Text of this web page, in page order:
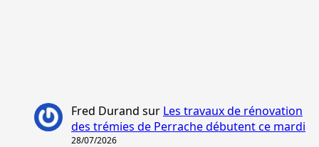
Fred Durand sur Les travaux de rénovation
des trémies de Perrache débutent ce mardi
28/07/2026